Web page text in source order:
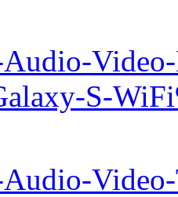
Audio-
S-
Audio-